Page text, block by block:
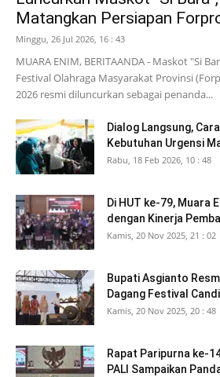
Matangkan Persiapan
Minggu, 26 Jul 2026, 16 : 43
MUARA ENIM, BERITAANDA - Maskot "Si
Festival Olahraga Masyarakat Provinsi
2026 resmi diluncurkan sebagai penanda...
Dialog Langsung,
Kebutuhan Urgensi
Rabu, 18 Feb 2026, 10 : 48
Di HUT ke-79, Muara
dengan Kinerja
Kamis, 20 Nov 2025, 21 : 02
Bupati Asgianto
Dagang Festival
Kamis, 20 Nov 2025, 20 : 48
Rapat Paripurna ke-
PALI Sampaikan